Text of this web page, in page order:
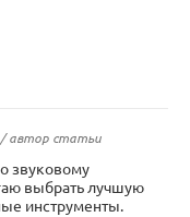
/ автор статьи
звуковому
выбрать лучшую
инструменты.